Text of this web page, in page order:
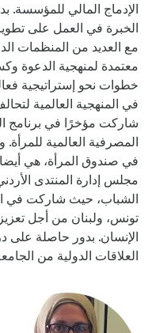
الخبرة في العمل على تطوير
مع العديد من المنظمات
معتمدة لمنهجية الدعوة
خطوات نحو إستراتيجية
في المنهجية العالمية
شاركت مؤخرًا في برنامج
المصرفية العالمية للمرأة.
في صندوق المرأة، هي
مجلس إدارة المنتدى الأردني
الشباب، حيث شاركت في
تونس، ولبنان من أجل تعزيز
الإنسان. بدور حاصلة على
العلاقات الدولية من الجامعة